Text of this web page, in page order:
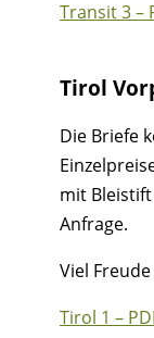
Transit 3 –
Tirol
Die Briefe
mit
Anfrage.
Viel
Tirol 1 –